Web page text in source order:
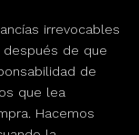
irrevocables
de que
de
que lea
Hacemos